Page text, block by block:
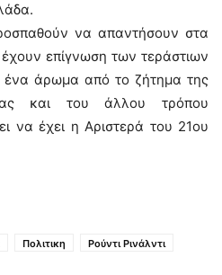
να απαντήσουν στα
επίγνωση των τεράστιων
ένα άρωμα από το ζήτημα της
και του άλλου τρόπου
να έχει η Αριστερά του 21ου
Πολιτικη
Ρούντι Ρινάλντι